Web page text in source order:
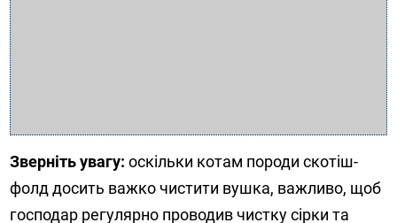
Зверніть увагу:оскільки котам породи скотіш-
фолд досить важко чистити вушка, важливо, щоб
господар регулярно проводив чистку сірки та